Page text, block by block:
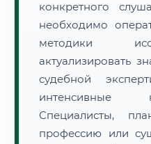
конкретного
необходимо
методики
актуализировать
судебной
интенсивные
Специалисты,
профессию или